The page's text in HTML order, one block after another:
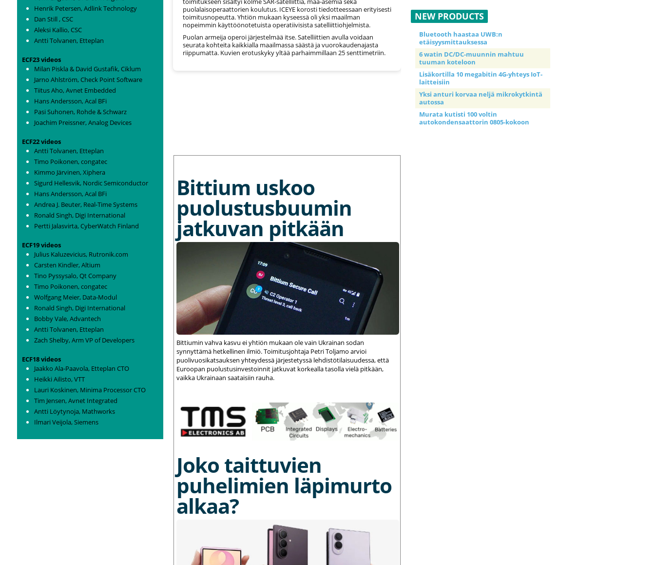
Henrik Petersen, Adlink Technology
Dan Still , CSC
Aleksi Kallio, CSC
Antti Tolvanen, Etteplan
ECF23 videos
Milan Piskla & David Gustafik, Ciklum
Jarno Ahlström, Check Point Software
Tiitus Aho, Avnet Embedded
Hans Andersson, Acal BFi
Pasi Suhonen, Rohde & Schwarz
Joachim Preissner, Analog Devices
ECF22 videos
Antti Tolvanen, Etteplan
Timo Poikonen, congatec
Kimmo Järvinen, Xiphera
Sigurd Hellesvik, Nordic Semiconductor
Hans Andersson, Acal BFi
Andrea J. Beuter, Real-Time Systems
Ronald Singh, Digi International
Pertti Jalasvirta, CyberWatch Finland
ECF19 videos
Julius Kaluzevicius, Rutronik.com
Carsten Kindler, Altium
Tino Pyssysalo, Qt Company
Timo Poikonen, congatec
Wolfgang Meier, Data-Modul
Ronald Singh, Digi International
Bobby Vale, Advantech
Antti Tolvanen, Etteplan
Zach Shelby, Arm VP of Developers
ECF18 videos
Jaakko Ala-Paavola, Etteplan CTO
Heikki Ailisto, VTT
Lauri Koskinen, Minima Processor CTO
Tim Jensen, Avnet Integrated
Antti Löytynoja, Mathworks
Ilmari Veijola, Siemens
puolalaisoperaattorien koulutus. ICEYE korosti tiedotteessaan erityisesti
toimitusnopeutta. Yhtiön mukaan kyseessä oli yksi maailman
nopeimmin käyttöönotetuista operatiivisista satelliittiohjelmista.
Puolan armeija operoi järjestelmää itse. Satelliittien avulla voidaan
seurata kohteita kaikkialla maailmassa säästä ja vuorokaudenajasta
riippumatta. Kuvien erotuskyky yltää parhaimmillaan 25 senttimetriin.
Bittium uskoo
puolustusbuumin
jatkuvan pitkään
Bittiumin vahva kasvu ei yhtiön mukaan ole vain Ukrainan sodan
synnyttämä hetkellinen ilmiö. Toimitusjohtaja Petri Toljamo arvioi
puolivuosikatsauksen yhteydessä järjestetyssä lehdistötilaisuudessa, että
Euroopan puolustusinvestoinnit jatkuvat korkealla tasolla vielä pitkään,
vaikka Ukrainaan saataisiin rauha.
Joko taittuvien
puhelimien läpimurto
alkaa?
NEW PRODUCTS
Bluetooth haastaa UWB:n
etäisyysmittauksessa
6 watin DC/DC-muunnin mahtuu
tuuman koteloon
Lisäkortilla 10 megabitin 4G-yhteys IoT-
laitteisiin
Yksi anturi korvaa neljä mikrokytkintä
autossa
Murata kutisti 100 voltin
autokondensaattorin 0805-kokoon